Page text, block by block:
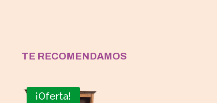
TE RECOMENDAMOS
¡Oferta!